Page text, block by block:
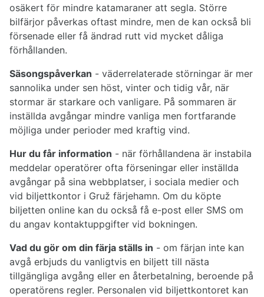
osäkert för mindre katamaraner att segla. Större
bilfärjor påverkas oftast mindre, men de kan också bli
försenade eller få ändrad rutt vid mycket dåliga
förhållanden.
Säsongspåverkan - väderrelaterade störningar är mer
sannolika under sen höst, vinter och tidig vår, när
stormar är starkare och vanligare. På sommaren är
inställda avgångar mindre vanliga men fortfarande
möjliga under perioder med kraftig vind.
Hur du får information - när förhållandena är instabila
meddelar operatörer ofta förseningar eller inställda
avgångar på sina webbplatser, i sociala medier och
vid biljettkontor i Gruž färjehamn. Om du köpte
biljetten online kan du också få e-post eller SMS om
du angav kontaktuppgifter vid bokningen.
Vad du gör om din färja ställs in - om färjan inte kan
avgå erbjuds du vanligtvis en biljett till nästa
tillgängliga avgång eller en återbetalning, beroende på
operatörens regler. Personalen vid biljettkontoret kan